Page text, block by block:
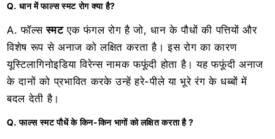
Q. धान में फाल्स स्मट रोग क्या है?
A. फॉल्सस्मटएक फंगल रोग है जो, धान के पौधों की पत्तियों और
विशेष रूप से अनाज को लक्षित करता है। इस रोग का कारण
यूस्टिलागिनोइडिया विरेन्स नामक फफूंदी होता है। यह फफूंदी अनाज
के दानों को प्रभावित करके उन्हें हरे-पीले या भूरे रंग के धब्बों में
बदल देती है।
Q. फाल्स स्मट पौधें के किन-किन भागों को लक्षित करता है ?